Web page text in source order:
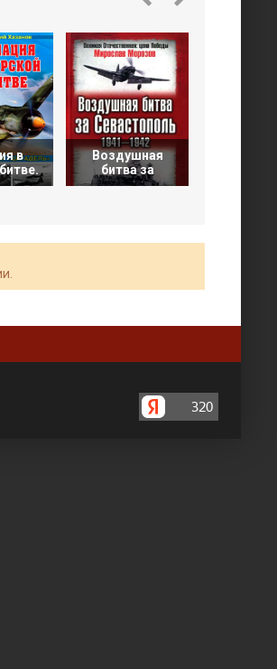
в
Воздушная
битва за